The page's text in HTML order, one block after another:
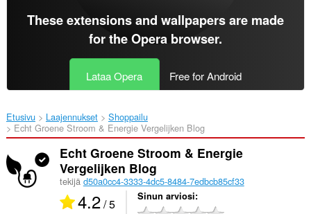
These extensions and wallpapers are made
for theOpera browser.
Lataa Opera Free for Android
Etusivu Laajennukset
Shoppailu
Echt Groene Stroom & Energie Vergelijken Blog‎
Echt Groene Stroom & Energie
Vergelijken Blog
tekijä d50a0cc4-3333-4dc5-8484-7edbcb85cf33
4.2/ 5 Sinun arviosi